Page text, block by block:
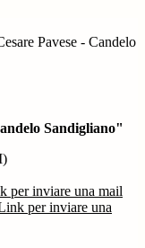
Pavese - Candelo
Sandigliano"
per inviare una mail
per inviare una